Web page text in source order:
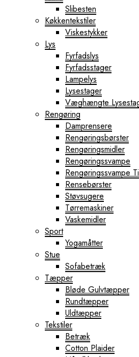
Slibesten
Køkkentekstiler
Viskestykker
Lys
Fyrfadslys
Fyrfadsstager
Lampelys
Lysestager
Væghængte
Rengøring
Damprensere
Rengøringsbørster
Rengøringsmidler
Rengøringssvampe
Rengøringssvampe
Rensebørster
Støvsugere
Tørremaskiner
Vaskemidler
Sport
Yogamåtter
Stue
Sofabetræk
Tæpper
Bløde Gulvtæpper
Rundtæpper
Uldtæpper
Tekstiler
Betræk
Cotton Plaider